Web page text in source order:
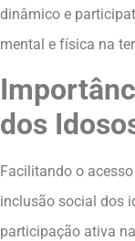
dinâmico e
mental e física na
dos
Facilitando o acesso
inclusão social dos
participação ativa